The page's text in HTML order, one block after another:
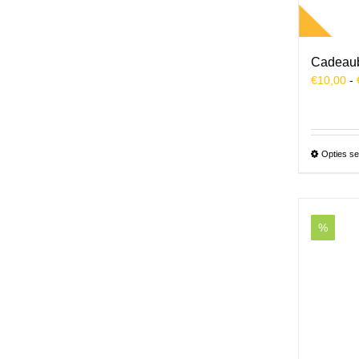
€10,00 -
Opties
%